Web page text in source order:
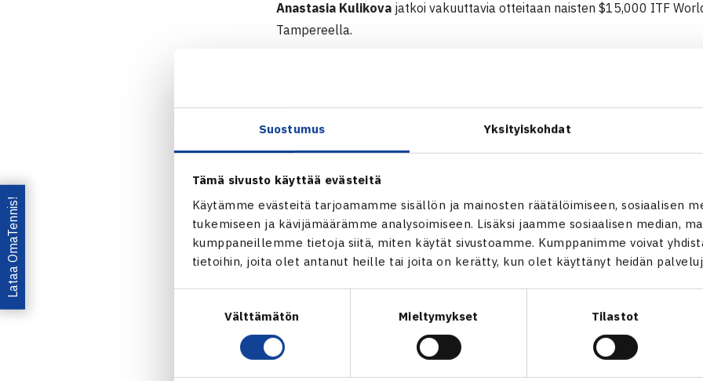
Suostumus Yksityiskohdat
Tämä sivusto käyttää evästeitä
Käytämme evästeitä tarjoamamme sisällön ja mainosten räätälöimiseen, sosiaalisen
tukemiseen ja kävijämäärämme analysoimiseen. Lisäksi jaamme sosiaalisen median,
kumppaneillemme tietoja siitä, miten käytät sivustoamme. Kumppanimme voivat
tietoihin, joita olet antanut heille tai joita on kerätty, kun olet käyttänyt heidän
Välttämätön Mieltymykset Tilastot
Anastasia Kulikova jatkoi vakuuttavia otteitaan naisten $15,000 ITF
Tampereella.
Naisten kaksinpelissä on nähty monia yllätyksiä ennen
pelaaja on enää jatkossa. Tämä pelaaja on Suomen viidenneksi sijoitettu
oli vastassa tuttu venäläispelaaja
Evgeniya Levashova
(ITF-1133), joka
puolivälieriin aina karsinnoista asti.
Levashova laittoi Kulikovan tähän asti kovimpaan testiin. Hienosti tempoa
Kulikovan tekemään virheitä sekä hän onnistui liikuttamaan häntä hyvin.
tienoilla sai Kulikova paremmin pelistä kiinni, jonka jälkeen hän eteni
voittoon 6-3, 6-1.
– Ei ollut helppoa, olin kuitenkin valmis tiukkaan otteluun henkisesti. Hän
auttoi myös paljon tänään. Tuntuu todella hyvältä olla pitkästä aikaa
Lataa OmaTennis!